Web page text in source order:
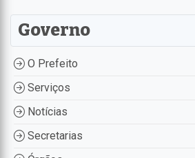
Governo
O Prefeito
Serviços
Notícias
Secretarias